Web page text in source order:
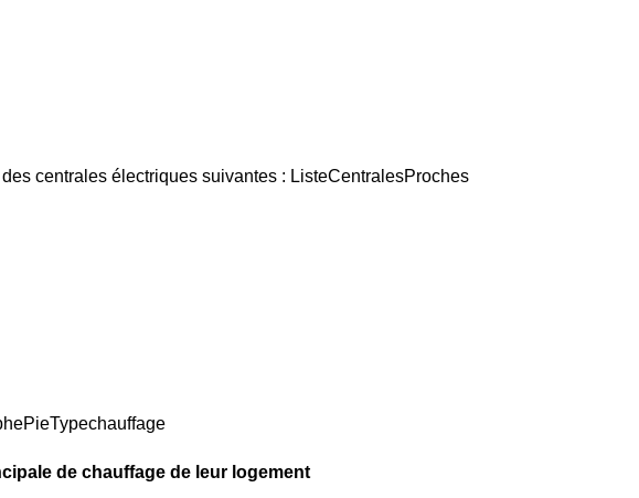
centrales électriques suivantes : ListeCentralesProches
de chauffage de leur logement